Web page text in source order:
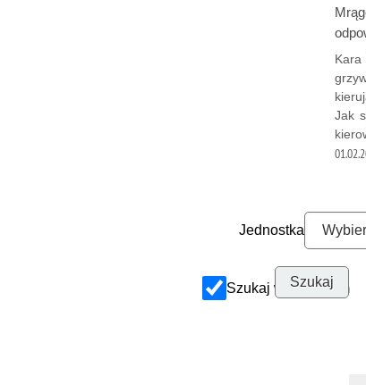
Jak
Jednostka
Szukaj w archiwum